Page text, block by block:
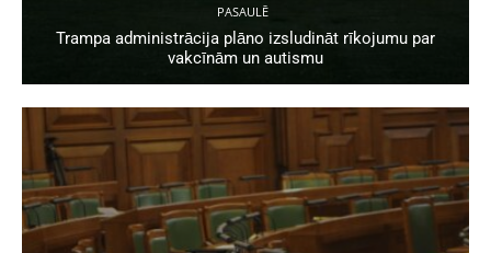
PASAULĒ
Trampa administrācija plāno izsludināt rīkojumu par
vakcīnām un autismu